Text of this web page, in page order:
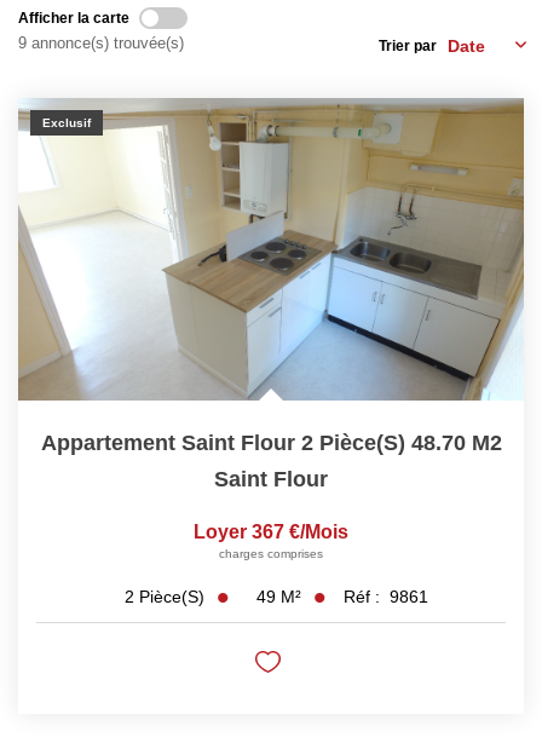
Nos Annonces
Louer Avec Okey
Dossier De Candidature
FAIRE GÉRER
SYNDIC
NOTRE GROUPE
Notre Équipe
Nous Rejoindre
Nos Actualités Immo
Afficher la carte
9 annonce(s) trouvée(s) Trier par
Exclusif
Appartement Saint Flour 2 Pièce(s) 48.70 M2
Saint Flour
Loyer 367 €/mois
charges comprises
2 Pièce(s) 49 M² Réf : 9861